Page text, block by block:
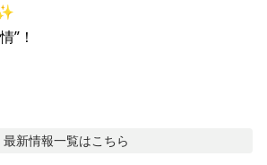
”！
最新情報一覧はこちら